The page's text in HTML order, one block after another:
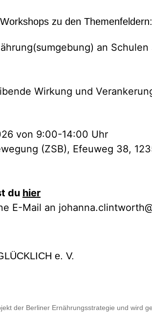
zu den Themenfeldern:
an
Wirkung und
von 9:00-14:00 Uhr
(ZSB)​, Efeuweg 38,
du hier
E-Mail an
e. V.
der Berliner Ernährungsstrategie und wird